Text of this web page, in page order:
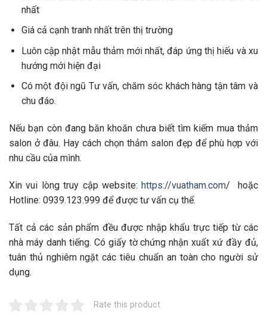
nhất
Giá cả cạnh tranh nhất trên thị trường
Luôn cập nhật mẫu thảm mới nhất, đáp ứng thị hiếu và xu
hướng mới hiện đại
Có một đội ngũ Tư vấn, chăm sóc khách hàng tận tâm và
chu đáo.
Nếu bạn còn đang băn khoăn chưa biết tìm kiếm mua thảm
salon ở đâu. Hay cách chọn thảm salon đẹp để phù hợp với
nhu cầu của mình.
Xin vui lòng truy cập website:https://vuatham.com/
hoặc
Hotline: 0939.123.999 để được tư vấn cụ thể.
Tất cả các sản phẩm đều được nhập khẩu trực tiếp từ các
nhà máy danh tiếng. Có giấy tờ chứng nhận xuất xứ đầy đủ,
tuân thủ nghiêm ngặt các tiêu chuẩn an toàn cho người sử
dụng.
Rate this product